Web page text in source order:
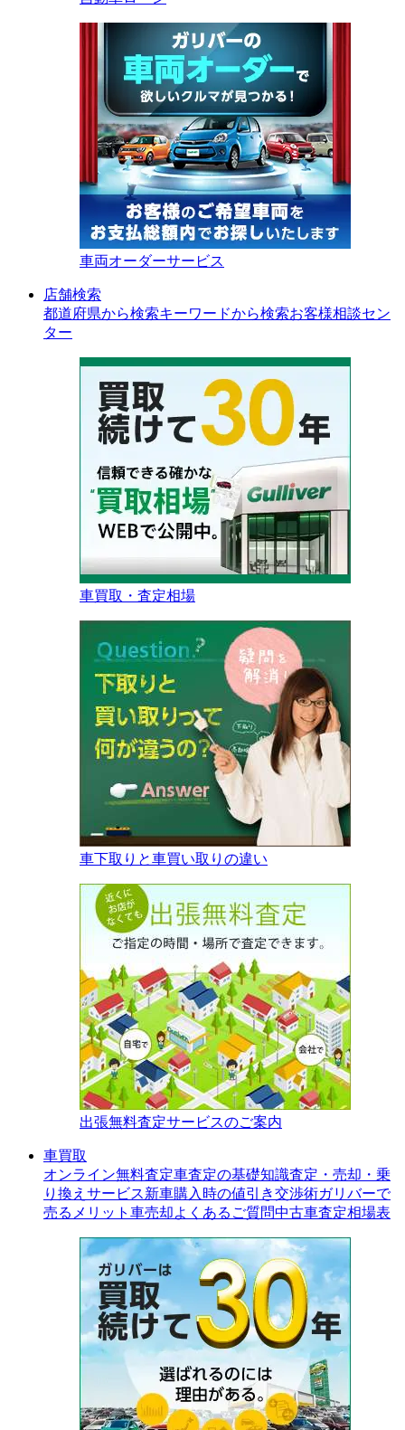
車両オーダーサービス
店舗検索
都道府県から検索キーワードから検索お客様相談セン
ター
車買取・査定相場
車下取りと車買い取りの違い
出張無料査定サービスのご案内
車買取
オンライン無料査定車査定の基礎知識査定・売却・乗
り換えサービス新車購入時の値引き交渉術ガリバーで
売るメリット 車売却よくあるご質問中古車査定相場表